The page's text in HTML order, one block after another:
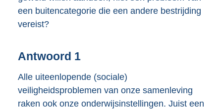
een buitencategorie die een andere bestrijding
vereist?
Antwoord 1
Alle uiteenlopende (sociale)
veiligheidsproblemen van onze samenleving
raken ook onze onderwijsinstellingen. Juist een